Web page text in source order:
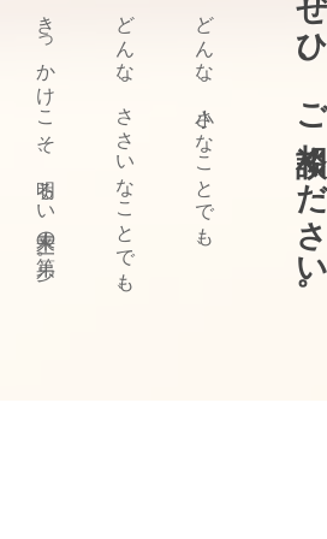
ぜひ、ご相
どんな、小さなことでも、
どんな、ささいなことでも、
きっかけこそ、明るい未来の第一歩。